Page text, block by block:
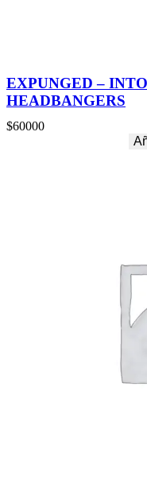
EXPUNGED –
HEADBANGERS
$60000